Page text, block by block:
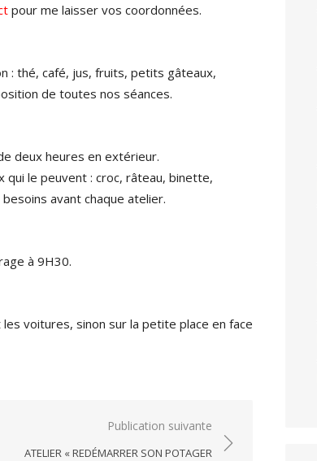
pour me laisser vos coordonnées.
: thé, café, jus, fruits, petits gâteaux,
de toutes nos séances.
deux heures en extérieur.
le peuvent : croc, râteau, binette,
avant chaque atelier.
à 9H30.
voitures, sinon sur la petite place en face
Publication suivante
ATELIER « REDÉMARRER SON POTAGER